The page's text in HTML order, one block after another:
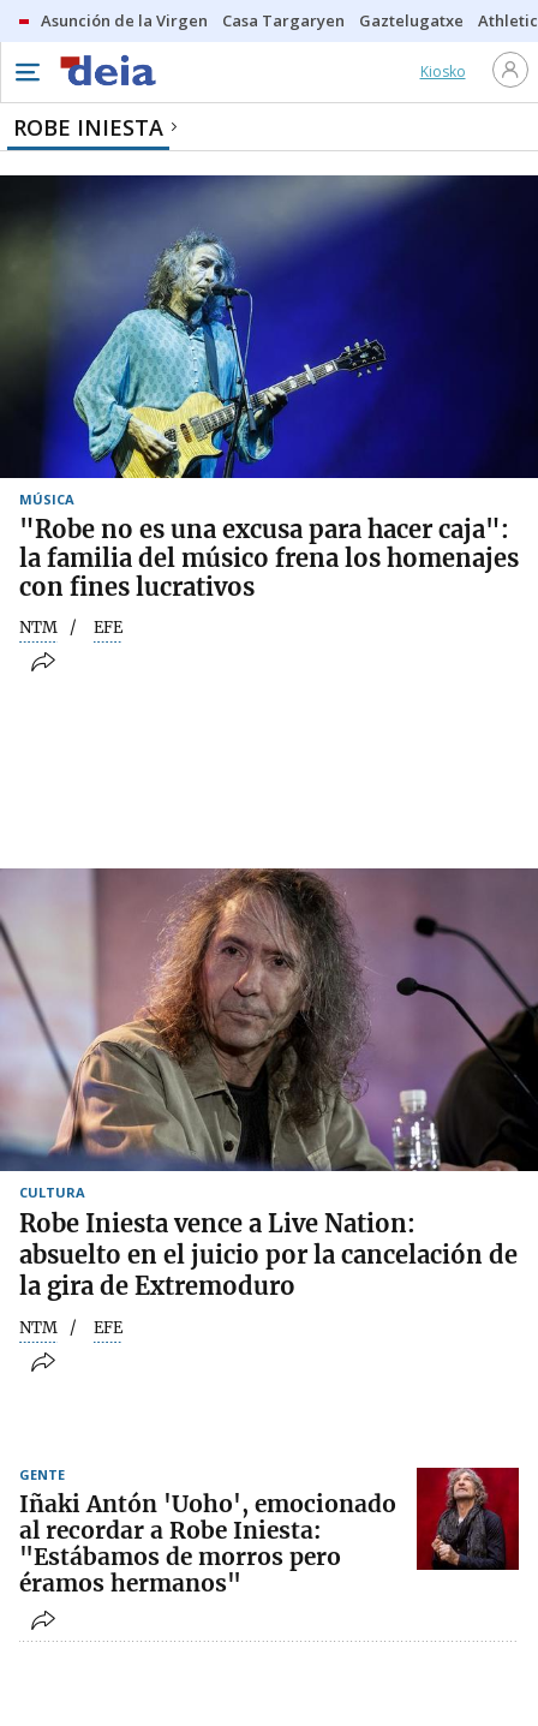
Asunción de la Virgen Casa Targaryen Gaztelugatxe Athletic
Kiosko
ROBE INIESTA
MÚSICA
"Robe no es una excusa para hacer caja":
la familia del músico frena los homenajes
con fines lucrativos
NTM EFE
CULTURA
Robe Iniesta vence a Live Nation:
absuelto en el juicio por la cancelación de
la gira de Extremoduro
NTM EFE
GENTE
Iñaki Antón 'Uoho', emocionado
al recordar a Robe Iniesta:
"Estábamos de morros pero
éramos hermanos"